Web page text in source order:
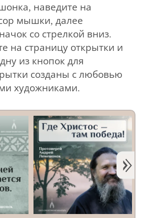
наведите на
мышки, далее
со стрелкой вниз.
на страницу открытки и
из кнопок для
созданы с любовью
художниками.